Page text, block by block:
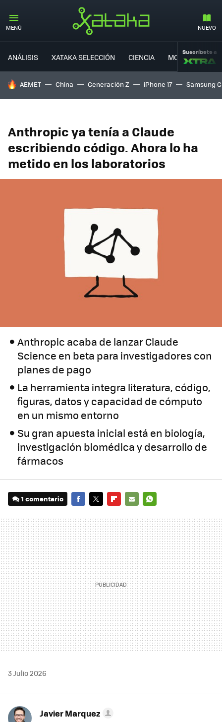
MENÚ NUEVO
ANÁLISIS XATAKA SELECCIÓN CIENCIA MOVILIDAD
Suscríbete a
HOY SE HABLA DE
AEMET China Generación Z iPhone 17 Samsung
Anthropic ya tenía a Claude
escribiendo código. Ahora lo ha
metido en los laboratorios
Anthropic acaba de lanzar Claude
Science en beta para investigadores con
planes de pago
La herramienta integra literatura, código,
figuras, datos y capacidad de cómputo
en un mismo entorno
Su gran apuesta inicial está en biología,
investigación biomédica y desarrollo de
fármacos
1 comentario
MAIL
3 Julio 2026
Javier Marquez